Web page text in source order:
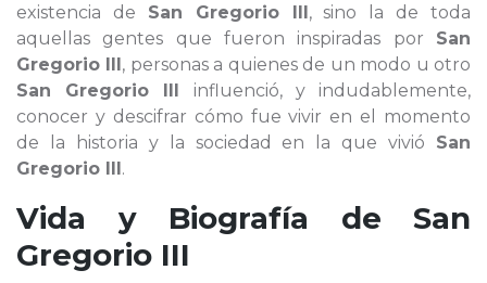
existencia de San Gregorio III, sino la de toda
aquellas gentes que fueron inspiradas por San
Gregorio III, personas a quienes de un modo u otro
San Gregorio III influenció, y indudablemente,
conocer y descifrar cómo fue vivir en el momento
de la historia y la sociedad en la que vivió San
Gregorio III.
Vida y Biografía de San
Gregorio III